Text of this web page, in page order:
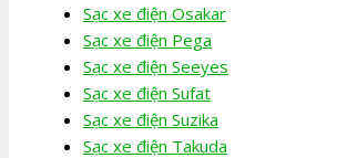
Sạc xe điện Osakar
Sạc xe điện Pega
Sạc xe điện Seeyes
Sạc xe điện Sufat
Sạc xe điện Suzika
Sạc xe điện Takuda